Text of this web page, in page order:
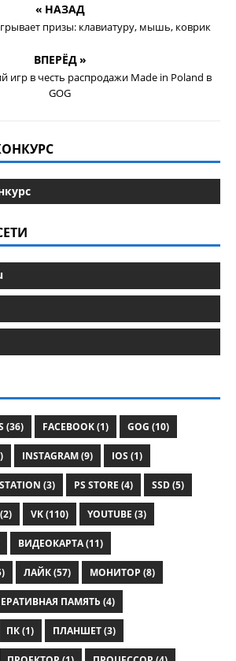
« НАЗАД
призы: клавиатуру, мышь, коврик
ВПЕРЁД »
игр в честь распродажи Made in Poland в
GOG
(36) FACEBOOK (1) GOG (10)
INSTAGRAM (9) IOS (1)
(3) PS STORE (4) SSD (5)
VK (110) YOUTUBE (3)
ВИДЕОКАРТА (11)
ЛАЙК (57) МОНИТОР (8)
ПАМЯТЬ (4)
ПК (1) ПЛАНШЕТ (3)